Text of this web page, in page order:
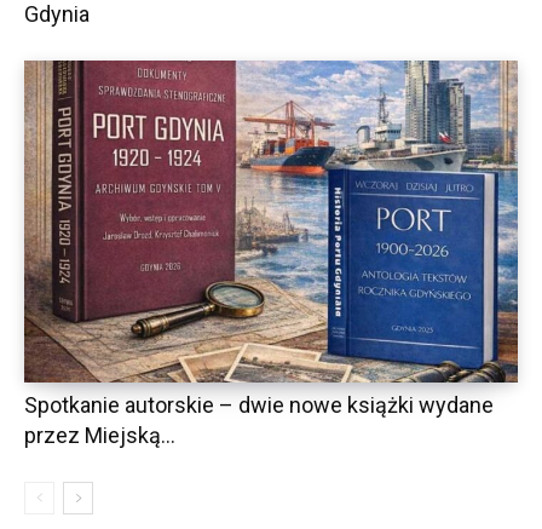
Gdynia
Spotkanie autorskie – dwie nowe książki wydane
przez Miejską...